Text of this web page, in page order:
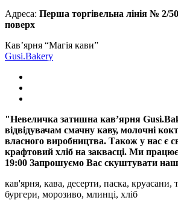
Адреса: Перша торгівельна лінія № 2/
поверх
Кав’ярня “Магія кави”
Gusi.Bakery
"Невеличка затишна кавʼярня
відвідувачам смачну каву, молочні
власного виробництва. Також у нас є
крафтовий хліб на заквасці. Ми
19:00 Запрошуємо Вас скуштувати
кав'ярня, кава, десерти, паска, круасани,
бургери, морозиво, млинці, хліб